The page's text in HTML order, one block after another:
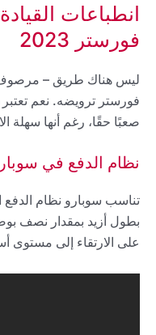
انطباعات
فورستر 2023
ليس هناك طريق – مرصوف
صعبًا حقًا، رغم أنها سهلة
نظام الدفع في سوبارو
تناسب سوبارو نظام
بطول أزيد بمقدار نصف
على الارتقاء إلى مستوى